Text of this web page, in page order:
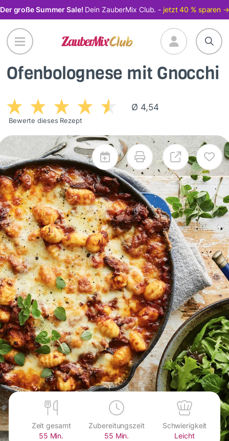
Direkt
zum
Inhalt
Der große Summer Sale! Dein ZauberMix Club. - jetzt 40 % sparen →
Ofenbolognese mit Gnocchi
Ø 4,54
Bewerte dieses Rezept
Zeit gesamt
55 Min.
Zubereitungszeit
55 Min.
Schwierigkeit
Leicht